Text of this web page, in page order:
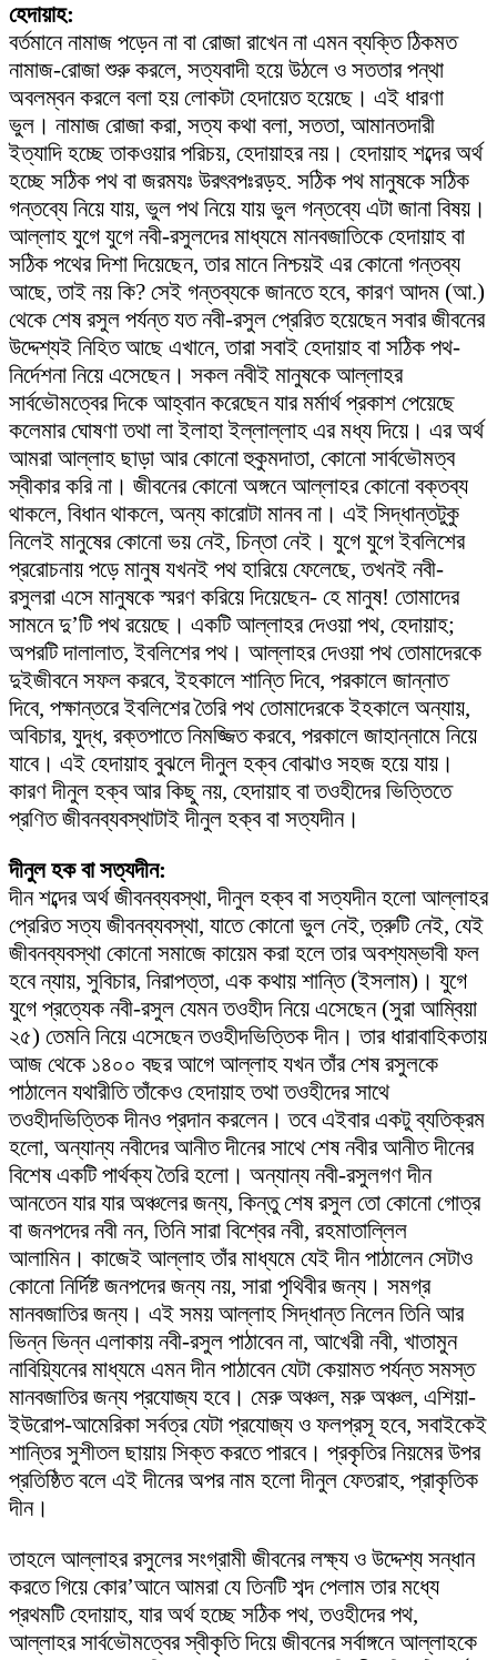
হেদায়াহ:
বর্তমানে নামাজ পড়েন না বা রোজা রাখেন না এমন ব্যক্তি ঠিকমত
নামাজ-রোজা শুরু করলে, সত্যবাদী হয়ে উঠলে ও সততার পন্থা
অবলম্বন করলে বলা হয় লোকটা হেদায়েত হয়েছে। এই ধারণা
ভুল। নামাজ রোজা করা, সত্য কথা বলা, সততা, আমানতদারী
ইত্যাদি হচ্ছে তাকওয়ার পরিচয়, হেদায়াহর নয়। হেদায়াহ শব্দের অর্থ
হচ্ছে সঠিক পথ বা জরমযঃ উরৎবপঃরড়হ. সঠিক পথ মানুষকে সঠিক
গন্তব্যে নিয়ে যায়, ভুল পথ নিয়ে যায় ভুল গন্তব্যে এটা জানা বিষয়।
আল্লাহ যুগে যুগে নবী-রসুলদের মাধ্যমে মানবজাতিকে হেদায়াহ বা
সঠিক পথের দিশা দিয়েছেন, তার মানে নিশ্চয়ই এর কোনো গন্তব্য
আছে, তাই নয় কি? সেই গন্তব্যকে জানতে হবে, কারণ আদম (আ.)
থেকে শেষ রসুল পর্যন্ত যত নবী-রসুল প্রেরিত হয়েছেন সবার জীবনের
উদ্দেশ্যই নিহিত আছে এখানে, তারা সবাই হেদায়াহ বা সঠিক পথ-
নির্দেশনা নিয়ে এসেছেন। সকল নবীই মানুষকে আল্লাহর
সার্বভৌমত্বের দিকে আহ্বান করেছেন যার মর্মার্থ প্রকাশ পেয়েছে
কলেমার ঘোষণা তথা লা ইলাহা ইল্লাল্লাহ এর মধ্য দিয়ে। এর অর্থ
আমরা আল্লাহ ছাড়া আর কোনো হুকুমদাতা, কোনো সার্বভৌমত্ব
স্বীকার করি না। জীবনের কোনো অঙ্গনে আল্লাহর কোনো বক্তব্য
থাকলে, বিধান থাকলে, অন্য কারোটা মানব না। এই সিদ্ধান্তটুকু
নিলেই মানুষের কোনো ভয় নেই, চিন্তা নেই। যুগে যুগে ইবলিশের
প্ররোচনায় পড়ে মানুষ যখনই পথ হারিয়ে ফেলেছে, তখনই নবী-
রসুলরা এসে মানুষকে স্মরণ করিয়ে দিয়েছেন- হে মানুষ! তোমাদের
সামনে দু’টি পথ রয়েছে। একটি আল্লাহর দেওয়া পথ, হেদায়াহ;
অপরটি দালালাত, ইবলিশের পথ। আল্লাহর দেওয়া পথ তোমাদেরকে
দুইজীবনে সফল করবে, ইহকালে শান্তি দিবে, পরকালে জান্নাত
দিবে, পক্ষান্তরে ইবলিশের তৈরি পথ তোমাদেরকে ইহকালে অন্যায়,
অবিচার, যুদ্ধ, রক্তপাতে নিমজ্জিত করবে, পরকালে জাহান্নামে নিয়ে
যাবে। এই হেদায়াহ বুঝলে দীনুল হক্ব বোঝাও সহজ হয়ে যায়।
কারণ দীনুল হক্ব আর কিছু নয়, হেদায়াহ বা তওহীদের ভিত্তিতে
প্রণিত জীবনব্যবস্থাটাই দীনুল হক্ব বা সত্যদীন।
দীনুল হক বা সত্যদীন:
দীন শব্দের অর্থ জীবনব্যবস্থা, দীনুল হক্ব বা সত্যদীন হলো আল্লাহর
প্রেরিত সত্য জীবনব্যবস্থা, যাতে কোনো ভুল নেই, ত্রুটি নেই, যেই
জীবনব্যবস্থা কোনো সমাজে কায়েম করা হলে তার অবশ্যম্ভাবী ফল
হবে ন্যায়, সুবিচার, নিরাপত্তা, এক কথায় শান্তি (ইসলাম)। যুগে
যুগে প্রত্যেক নবী-রসুল যেমন তওহীদ নিয়ে এসেছেন (সুরা আম্বিয়া
২৫) তেমনি নিয়ে এসেছেন তওহীদভিত্তিক দীন। তার ধারাবাহিকতায়
আজ থেকে ১৪০০ বছর আগে আল্লাহ যখন তাঁর শেষ রসুলকে
পাঠালেন যথারীতি তাঁকেও হেদায়াহ তথা তওহীদের সাথে
তওহীদভিত্তিক দীনও প্রদান করলেন। তবে এইবার একটু ব্যতিক্রম
হলো, অন্যান্য নবীদের আনীত দীনের সাথে শেষ নবীর আনীত দীনের
বিশেষ একটি পার্থক্য তৈরি হলো। অন্যান্য নবী-রসুলগণ দীন
আনতেন যার যার অঞ্চলের জন্য, কিন্তু শেষ রসুল তো কোনো গোত্র
বা জনপদের নবী নন, তিনি সারা বিশ্বের নবী, রহমাতাল্লিল
আলামিন। কাজেই আল্লাহ তাঁর মাধ্যমে যেই দীন পাঠালেন সেটাও
কোনো নির্দিষ্ট জনপদের জন্য নয়, সারা পৃথিবীর জন্য। সমগ্র
মানবজাতির জন্য। এই সময় আল্লাহ সিদ্ধান্ত নিলেন তিনি আর
ভিন্ন ভিন্ন এলাকায় নবী-রসুল পাঠাবেন না, আখেরী নবী, খাতামুন
নাবিয়্যিনের মাধ্যমে এমন দীন পাঠাবেন যেটা কেয়ামত পর্যন্ত সমস্ত
মানবজাতির জন্য প্রযোজ্য হবে। মেরু অঞ্চল, মরু অঞ্চল, এশিয়া-
ইউরোপ-আমেরিকা সর্বত্র যেটা প্রযোজ্য ও ফলপ্রসূ হবে, সবাইকেই
শান্তির সুশীতল ছায়ায় সিক্ত করতে পারবে। প্রকৃতির নিয়মের উপর
প্রতিষ্ঠিত বলে এই দীনের অপর নাম হলো দীনুল ফেতরাহ, প্রাকৃতিক
দীন।
তাহলে আল্লাহর রসুলের সংগ্রামী জীবনের লক্ষ্য ও উদ্দেশ্য সন্ধান
করতে গিয়ে কোর’আনে আমরা যে তিনটি শব্দ পেলাম তার মধ্যে
প্রথমটি হেদায়াহ, যার অর্থ হচ্ছে সঠিক পথ, তওহীদের পথ,
আল্লাহর সার্বভৌমত্বের স্বীকৃতি দিয়ে জীবনের সর্বাঙ্গনে আল্লাহকে